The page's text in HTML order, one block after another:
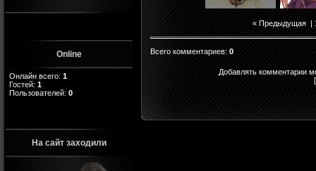
Online
Онлайн всего: 1
Гостей: 1
Пользователей: 0
На сайт заходили
« Предыдущая |
Всего комментариев: 0
Добавлять комментарии